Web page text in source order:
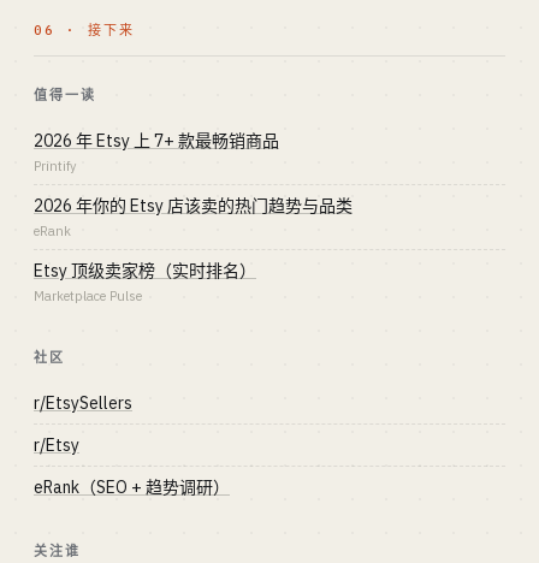
06 · 接下来
值得一读
2026 年 Etsy 上 7+ 款最畅销商品
Printify
2026 年你的 Etsy 店该卖的热门趋势与品类
eRank
Etsy 顶级卖家榜（实时排名）
Marketplace Pulse
社区
r/EtsySellers
r/Etsy
eRank（SEO + 趋势调研）
关注谁